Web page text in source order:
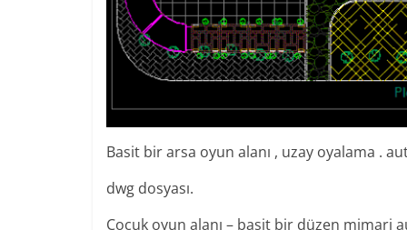
Basit bir arsa oyun alanı , uzay oyalama .
dwg dosyası.
Çocuk oyun alanı – basit bir düzen mimari